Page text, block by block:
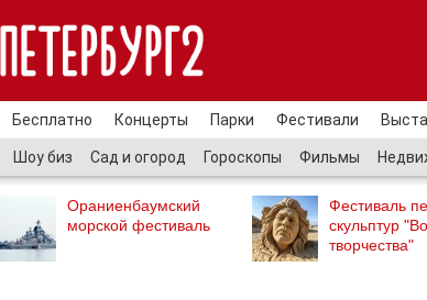
Бесплатно Концерты Парки Фестивали
Шоу биз Сад и огород Гороскопы Фильмы
Ораниенбаумский
морской фестиваль
Фестиваль
скульптур
творчества"